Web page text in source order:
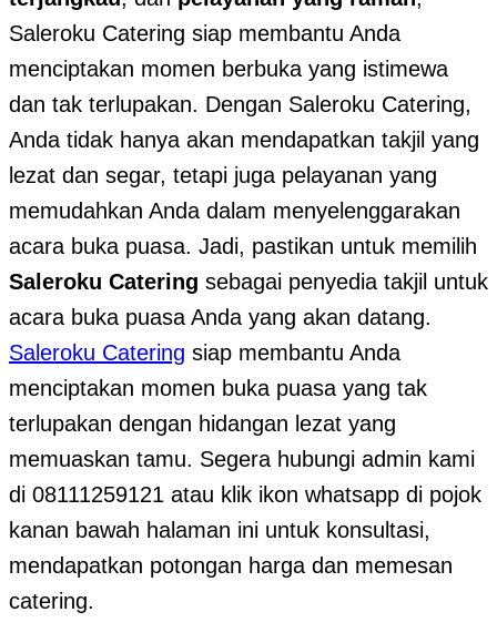
Saleroku Catering siap membantu Anda
menciptakan momen berbuka yang istimewa
dan tak terlupakan. Dengan Saleroku Catering,
Anda tidak hanya akan mendapatkan takjil yang
lezat dan segar, tetapi juga pelayanan yang
memudahkan Anda dalam menyelenggarakan
acara buka puasa. Jadi, pastikan untuk memilih
Saleroku Catering sebagai penyedia takjil untuk
acara buka puasa Anda yang akan datang.
Saleroku Catering siap membantu Anda
menciptakan momen buka puasa yang tak
terlupakan dengan hidangan lezat yang
memuaskan tamu. Segera hubungi admin kami
di 08111259121 atau klik ikon whatsapp di pojok
kanan bawah halaman ini untuk konsultasi,
mendapatkan potongan harga dan memesan
catering.